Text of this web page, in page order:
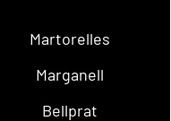
Martorelles
Marganell
Bellprat